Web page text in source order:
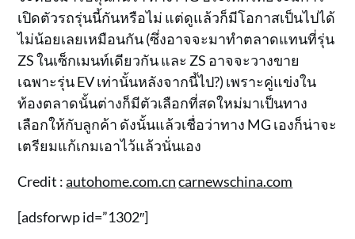
เปิดตัวรถรุ่นนี้กันหรือไม่ แต่ดูแล้วก็มีโอกาสเป็นไปได้
ไม่น้อยเลยเหมือนกัน (ซึ่งอาจจะมาทำตลาดแทนที่รุ่น
ZS ในเซ็กเมนท์เดียวกัน และ ZS อาจจะวางขาย
เฉพาะรุ่น EV เท่านั้นหลังจากนี้ไป?) เพราะคู่แข่งใน
ท้องตลาดนั้นต่างก็มีตัวเลือกที่สดใหม่มาเป็นทาง
เลือกให้กับลูกค้า ดังนั้นแล้วเชื่อว่าทาง MG เองก็น่าจะ
เตรียมแก้เกมเอาไว้แล้วนั่นเอง
Credit :autohome.com.cn carnewschina.com
[adsforwp id=”1302″]